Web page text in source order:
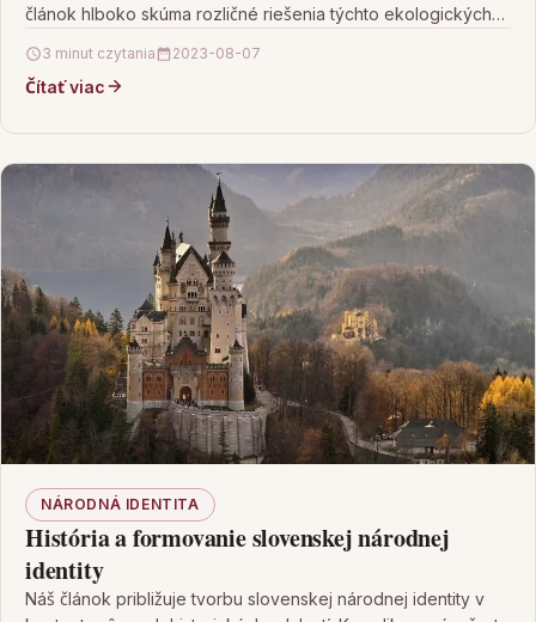
článok hlboko skúma rozličné riešenia týchto ekologických
3 minut czytania 2023-08-07
Čítať viac
NÁRODNÁ IDENTITA
História a formovanie slovenskej národnej
identity
Náš článok približuje tvorbu slovenskej národnej identity v